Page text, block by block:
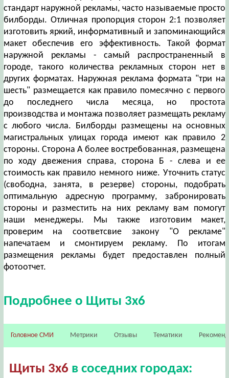
стандарт наружной рекламы, часто называемые просто
билборды. Отличная пропорция сторон 2:1 позволяет
изготовить яркий, информативный и запоминающийся
макет обеспечив его эффективность. Такой формат
наружной рекламы - самый распространенный в
городе, такого количества рекламных сторон нет в
других форматах. Наружная реклама формата "три на
шесть" размещается как правило помесячно с первого
до последнего числа месяца, но простота
производства и монтажа позволяет размещать рекламу
с любого числа. Билборды размещены на основных
магистральных улицах города имеют как правило 2
стороны. Сторона А более востребованная, размещена
по ходу двежения справа, сторона Б - слева и ее
стоимость как правило немного ниже. Уточнить статус
(свободна, занята, в резерве) стороны, подобрать
оптимальную адресную программу, забронировать
стороны и разместить на них рекламу вам помогут
наши менеджеры. Мы также изготовим макет,
проверим на соответсвие закону "О рекламе"
напечатаем и смонтируем рекламу. По итогам
размещения рекламы будет предоставлен полный
фотоотчет.
Подробнее о Щиты 3х6
Головное СМИ Метрики Отзывы Тематики
Щиты 3х6 в соседних городах: